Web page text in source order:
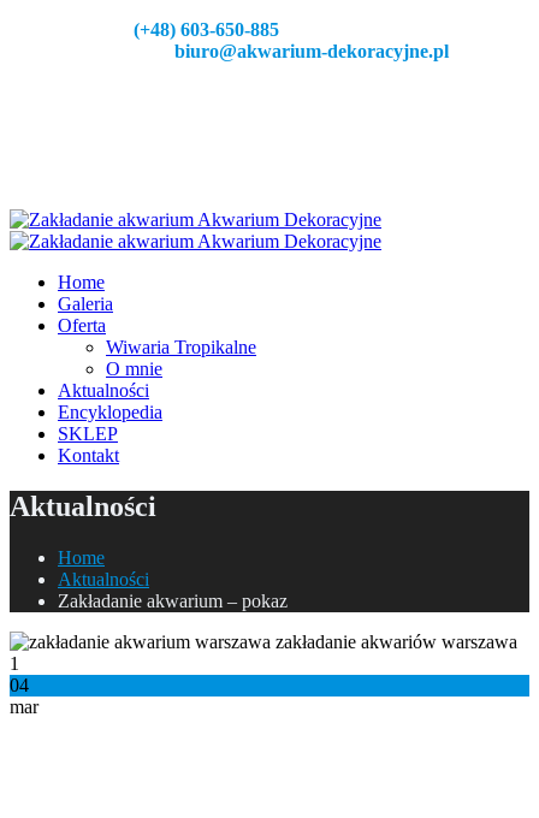
(+48) 603-650-885
biuro@akwarium-dekoracyjne.pl
Home
Galeria
Oferta
Wiwaria Tropikalne
O mnie
Aktualności
Encyklopedia
SKLEP
Kontakt
Aktualności
Home
Aktualności
Zakładanie akwarium – pokaz
04
mar